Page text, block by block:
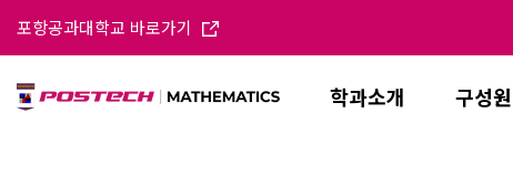
포항공과대학교 바로가기
학과소개 구성원